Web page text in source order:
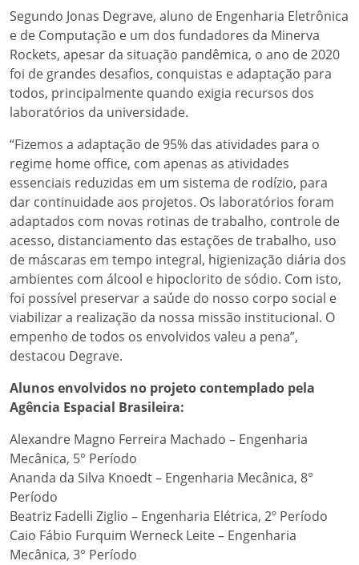
Segundo Jonas Degrave, aluno de Engenharia Eletrônica
e de Computação e um dos fundadores da Minerva
Rockets, apesar da situação pandêmica, o ano de 2020
foi de grandes desafios, conquistas e adaptação para
todos, principalmente quando exigia recursos dos
laboratórios da universidade.
“Fizemos a adaptação de 95% das atividades para o
regime home office, com apenas as atividades
essenciais reduzidas em um sistema de rodízio, para
dar continuidade aos projetos. Os laboratórios foram
adaptados com novas rotinas de trabalho, controle de
acesso, distanciamento das estações de trabalho, uso
de máscaras em tempo integral, higienização diária dos
ambientes com álcool e hipoclorito de sódio. Com isto,
foi possível preservar a saúde do nosso corpo social e
viabilizar a realização da nossa missão institucional. O
empenho de todos os envolvidos valeu a pena”,
destacou Degrave.
Alunos envolvidos no projeto contemplado pela
Agência Espacial Brasileira:
Alexandre Magno Ferreira Machado – Engenharia
Mecânica, 5° Período
Ananda da Silva Knoedt – Engenharia Mecânica, 8°
Período
Beatriz Fadelli Ziglio – Engenharia Elétrica, 2º Período
Caio Fábio Furquim Werneck Leite – Engenharia
Mecânica, 3° Período